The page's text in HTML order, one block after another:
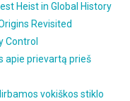
Heist in Global History
Revisited
Control
apie prievartą prieš
vokiškos stiklo